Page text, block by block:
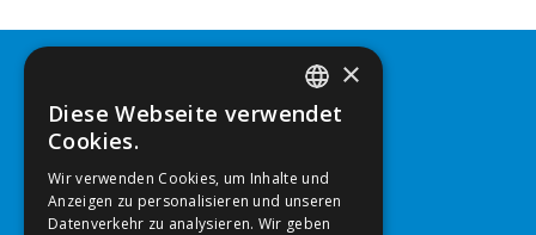
Kontakt
info@enayati.at
Email:post@enayati.at
GERMAN
×
Diese Webseite verwendet
Cookies.
Wir verwenden Cookies, um Inhalte und
Anzeigen zu personalisieren und unseren
Datenverkehr zu analysieren. Wir geben